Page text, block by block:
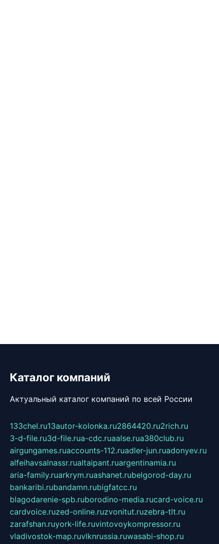
Каталог компаний
Актуальный каталог компаний по всей России
133chel.ru13autor-kolonka.ru2864420.ru2rich.ru
3-d-file.ru3d-file.rua-cdc.ruaalse.rua380club.ru
airgungames.ruaccounts-112.ruadler-jun.ruadonyev.ru
alfeihavsalnassr.rualtaipant.ruargentinamia.ru
aria-family.ruarkrym.ruashanet.rubelgorod-day.ru
bankaribi.rubandamn.rubigfatcc.ru
blagodarenie-spb.ruborodino-media.rucard-voice.ru
cardvoice.ruzed-online.ruzvonitut.ruzebra-tlt.ru
zarafshan.ruyork-life.ruvintovoykompressor.ru
vladivostok-map.ruvlknrussia.ruwasabi-shop.ru